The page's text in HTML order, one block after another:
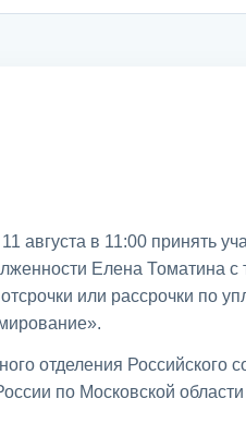
августа в 11:00 принять
Елена Томатина с
или рассрочки по
отделения Российского
по Московской области